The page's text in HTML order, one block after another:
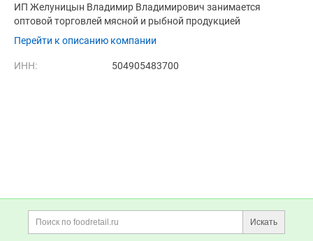
ИП Желуницын Владимир Владимирович занимается
оптовой торговлей мясной и рыбной продукцией
Перейти к описанию компании
ИНН: 504905483700
Дополнительная информация
Поиск по сайту и
Искать